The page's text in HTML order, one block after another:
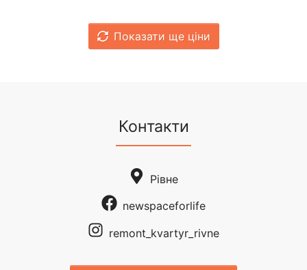
Показати ще ціни
Контакти
Рівне
newspaceforlife
remont_kvartyr_rivne